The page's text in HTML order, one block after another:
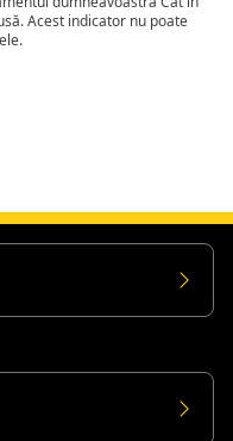
Acest indicator nu poate